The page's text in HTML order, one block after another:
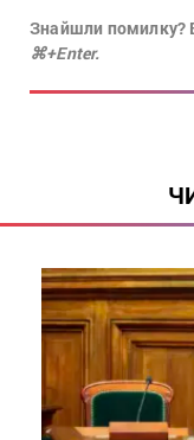
Знайшли помилку?
⌘+Enter.